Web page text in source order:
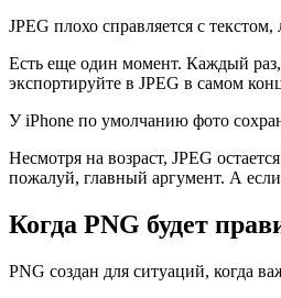
JPEG плохо справляется с
Есть еще один момент. Каждый раз,
экспортируйте в JPEG в самом
У iPhone по умолчанию фото
Несмотря на возраст, JPEG
пожалуй, главный аргумент. А
Когда PNG будет
PNG создан для ситуаций, когда